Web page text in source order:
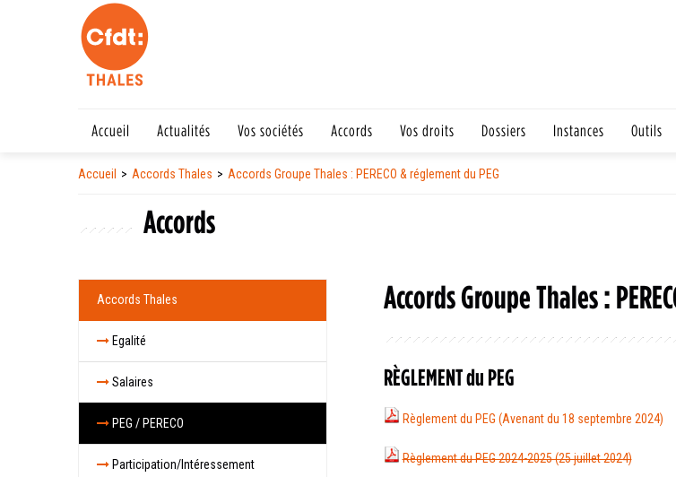
Accueil Actualités Vos sociétés Accords Vos droits Dossiers Instances Outils
Accueil Accords Thales Accords Groupe Thales : PERECO & réglement du PEG
Accords
Accords Thales
Egalité
Salaires
PEG / PERECO
Participation/Intéressement
Accords Groupe Thales :
RÈGLEMENT du PEG
Règlement du PEG (Avenant du 18 septembre 2024)
Règlement du PEG 2024-2025 (25 juillet 2024)